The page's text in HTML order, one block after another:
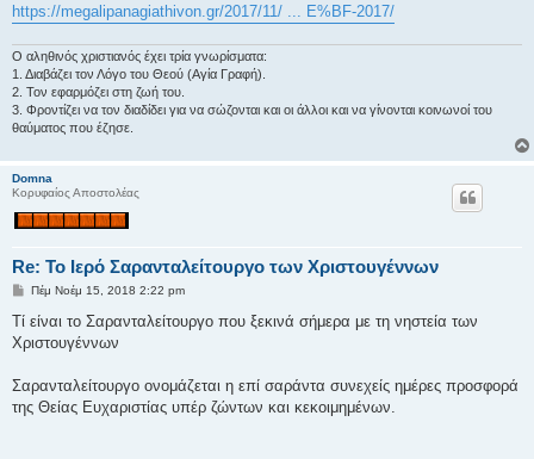
https://megalipanagiathivon.gr/2017/11/ ... E%BF-2017/
Ο αληθινός χριστιανός έχει τρία γνωρίσματα:
1. Διαβάζει τον Λόγο του Θεού (Αγία Γραφή).
2. Τον εφαρμόζει στη ζωή του.
3. Φροντίζει να τον διαδίδει για να σώζονται και οι άλλοι και να γίνονται κοινωνοί του
θαύματος που έζησε.
Domna
Κορυφαίος Αποστολέας
Re: Το Ιερό Σαρανταλείτουργο των Χριστουγέννων
Δ
μ
σ
υ
σ
η
Πέμ Νοέμ 15, 2018 2:22 pm
Τί είναι το Σαρανταλείτουργο που ξεκινά σήμερα με τη νηστεία των
Χριστουγέννων
Σαρανταλείτουργο ονομάζεται η επί σαράντα συνεχείς ημέρες προσφορά
της Θείας Ευχαριστίας υπέρ ζώντων και κεκοιμημένων.